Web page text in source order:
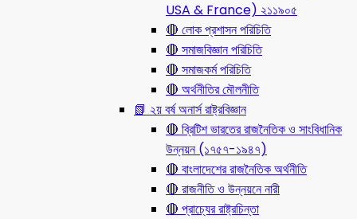
USA & France) ২১১৯০৫
🔴 লোক প্রশাসন পরিচিতি
🔴 সমাজবিজ্ঞান পরিচিতি
🔴 সমাজকর্ম পরিচিতি
🔴 অর্থনীতির মৌলনীতি
📗 ২য় বর্ষ অনার্স রাষ্ট্রবিজ্ঞান
🔴 ব্রিটিশ ভারতের রাজনৈতিক ও সাংবিধানিক
উন্নয়ন (১৭৫৭-১৯৪৭)
🔴 বাংলাদেশের রাজনৈতিক অর্থনীতি
🔴 রাজনীতি ও উন্নয়নে নারী
🔴 প্রাচ্যের রাষ্ট্রচিন্তা